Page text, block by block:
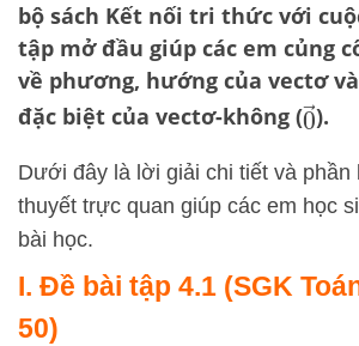
bộ sách Kết nối tri thức với
tập mở đầu giúp các em củng
về phương, hướng của vectơ
đặc biệt của vectơ-không (0→
).
Dưới đây là lời giải chi tiết và phần
thuyết trực quan giúp các em học
bài học.
I. Đề bài tập 4.1 (SGK
50)